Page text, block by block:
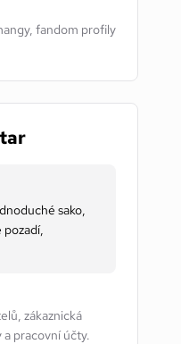
fandom profily
sako,
pozadí,
zákaznická
pracovní účty.